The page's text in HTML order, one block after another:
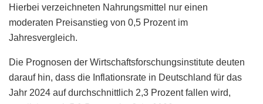
Hierbei verzeichneten Nahrungsmittel nur einen
moderaten Preisanstieg von 0,5 Prozent im
Jahresvergleich.
Die Prognosen der Wirtschaftsforschungsinstitute deuten
darauf hin, dass die Inflationsrate in Deutschland für das
Jahr 2024 auf durchschnittlich 2,3 Prozent fallen wird,